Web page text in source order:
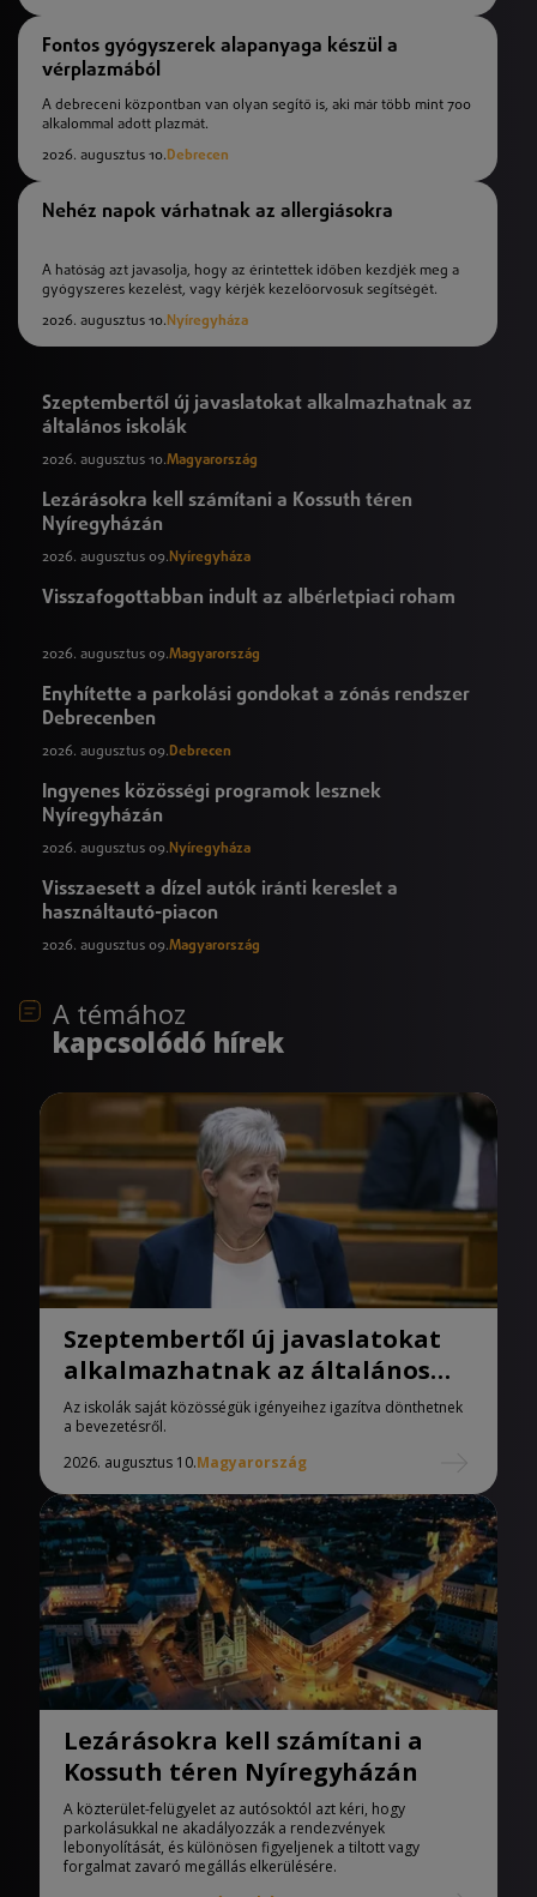
Fontos gyógyszerek alapanyaga készül a
vérplazmából
A debreceni központban van olyan segítő is, aki már több mint 700
alkalommal adott plazmát.
2026. augusztus 10.Debrecen
Nehéz napok várhatnak az allergiásokra
A hatóság azt javasolja, hogy az érintettek időben kezdjék meg a
gyógyszeres kezelést, vagy kérjék kezelőorvosuk segítségét.
2026. augusztus 10. Nyíregyháza
Szeptembertől új javaslatokat alkalmazhatnak az
általános iskolák
2026. augusztus 10.Magyarország
Lezárásokra kell számítani a Kossuth téren
Nyíregyházán
2026. augusztus 09. Nyíregyháza
Visszafogottabban indult az albérletpiaci roham
2026. augusztus 09.Magyarország
Enyhítette a parkolási gondokat a zónás rendszer
Debrecenben
2026. augusztus 09.Debrecen
Ingyenes közösségi programok lesznek
Nyíregyházán
2026. augusztus 09. Nyíregyháza
Visszaesett a dízel autók iránti kereslet a
használtautó-piacon
2026. augusztus 09.Magyarország
A témához
kapcsolódó hírek
Szeptembertől új javaslatokat
alkalmazhatnak az általános
iskolák
Az iskolák saját közösségük igényeihez igazítva dönthetnek
a bevezetésről.
2026. augusztus 10.Magyarország
Lezárásokra kell számítani a
Kossuth téren Nyíregyházán
A közterület-felügyelet az autósoktól azt kéri, hogy
parkolásukkal ne akadályozzák a rendezvények
lebonyolítását, és különösen figyeljenek a tiltott vagy
forgalmat zavaró megállás elkerülésére.